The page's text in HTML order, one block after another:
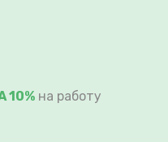
10% на работу